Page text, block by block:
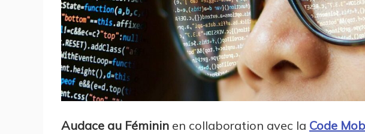
Audace au Féminin en collaboration avec la Code